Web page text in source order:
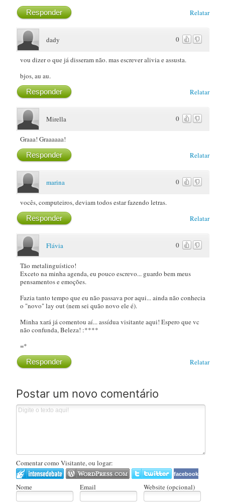
Relatar
Responder
0
dady
vou dizer o que já disseram não. mas escrever alivia e assusta.
bjos, au au.
Relatar
Responder
0
Mirella
Graaa! Graaaaaa!
Relatar
Responder
0
marina
vocês, computeiros, deviam todos estar fazendo letras.
Relatar
Responder
0
Flávia
Tão metalinguístico!
Exceto na minha agenda, eu pouco escrevo... guardo bem meus
pensamentos e emoções.
Fazia tanto tempo que eu não passava por aqui... ainda não conhecia
o "novo" lay out (nem sei quão novo ele é).
Minha xará já comentou aí... assídua visitante aqui! Espero que vc
não confunda, Beleza! :****
=*
Relatar
Responder
Postar um novo comentário
Comentar como Visitante, ou logar:
facebook
Nome Email Website (opcional)